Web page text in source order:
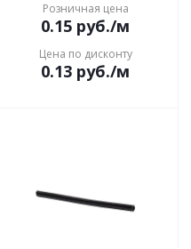
Розничная цена
0.15 руб./м
Цена по дисконту
0.13 руб./м